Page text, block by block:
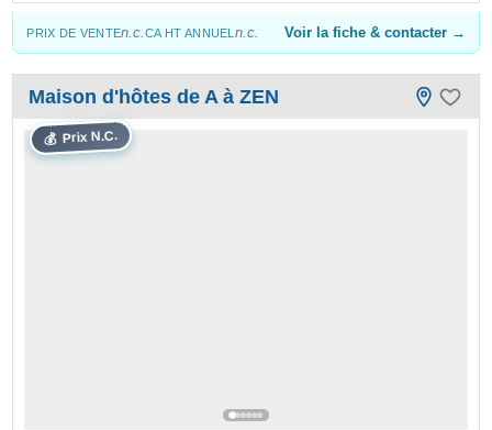
PRIX DE VENTEn.c.CA HT ANNUEL n.c. Voir la fiche & contacter →
💰 Prix N.C.
Maison d'hôtes de A à ZEN